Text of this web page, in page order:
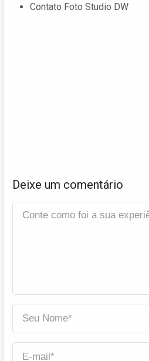
Contato Foto Studio DW
Deixe um comentário